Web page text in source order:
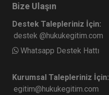
Bize Ulaşın
Destek Talepleriniz İçin:
destek @hukukegitim.com
Whatsapp Destek Hattı
Kurumsal Talepleriniz İçin:
egitim@hukukegitim.com